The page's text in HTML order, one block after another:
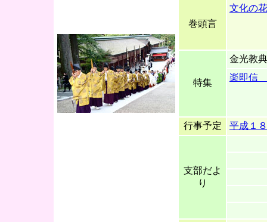
巻頭言
文化の
特集
金光教
楽即信
行事予定 平成１
支部だよ
り